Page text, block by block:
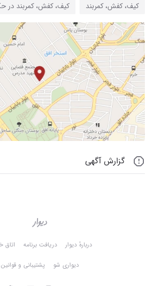
کیف، کفش، کمربند کیف، کفش، کمربند در
گزارش آگهی
دربارهٔ دیوار دریافت برنامه اتاق
دیواری شو پشتیبانی و قوانین